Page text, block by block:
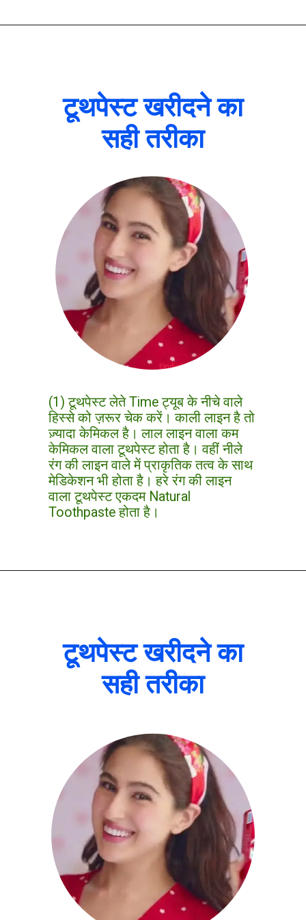
टूथपेस्ट खरीदने का
सही तरीका
(1) टूथपेस्ट लेते Time ट्यूब के नीचे वाले
हिस्से को ज़रूर चेक करें। काली लाइन है तो
ज़्यादा केमिकल है। लाल लाइन वाला कम
केमिकल वाला टूथपेस्ट होता है। वहीं नीले
रंग की लाइन वाले में प्राकृतिक तत्व के साथ
मेडिकेशन भी होता है। हरे रंग की लाइन
वाला टूथपेस्ट एकदम Natural
Toothpaste होता है।
टूथपेस्ट खरीदने का
सही तरीका